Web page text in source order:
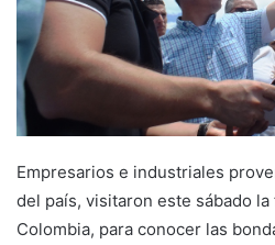
Empresarios e industriales
del país, visitaron este sábado
Colombia, para conocer las